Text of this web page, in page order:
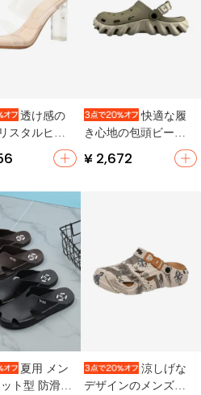
透け感の
スタルヒー
用ハイヒー
の柔らか
イド式】
快適な履
き心地の包頭ビーチ
サンダル【防滑・防
臭・アウトドア用】
¥ 2,672
夏用 メン
ト型 防滑サ
涼しげな
デザインのメンズダ